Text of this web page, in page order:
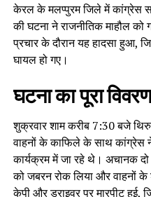
केरल के मलप्पुरम जिले में कांग्रेस
की घटना ने राजनीतिक माहौल को
प्रचार के दौरान यह हादसा हुआ,
घायल हो गए।
घटना का पूरा
शुक्रवार शाम करीब 7:30 बजे
वाहनों के काफिले के साथ कांग्रेस
कार्यक्रम में जा रहे थे। अचानक
को जबरन रोक लिया और वाहनों के
केपी और ड्राइवर पर मारपीट